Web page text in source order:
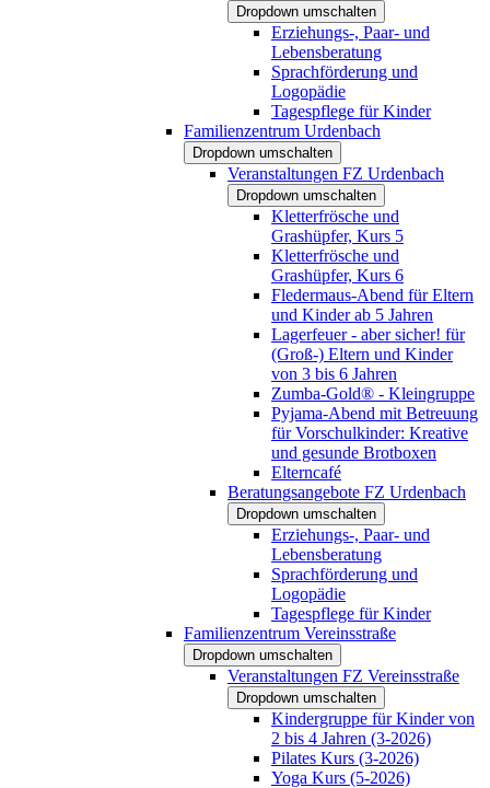
Dropdown umschalten
Erziehungs-, Paar- und
Lebensberatung
Sprachförderung und
Logopädie
Tagespflege für Kinder
Familienzentrum Urdenbach
Dropdown umschalten
Veranstaltungen FZ Urdenbach
Dropdown umschalten
Kletterfrösche und
Grashüpfer, Kurs 5
Kletterfrösche und
Grashüpfer, Kurs 6
Fledermaus-Abend für Eltern
und Kinder ab 5 Jahren
Lagerfeuer - aber sicher! für
(Groß-) Eltern und Kinder
von 3 bis 6 Jahren
Zumba-Gold® - Kleingruppe
Pyjama-Abend mit Betreuung
für Vorschulkinder: Kreative
und gesunde Brotboxen
Elterncafé
Beratungsangebote FZ Urdenbach
Dropdown umschalten
Erziehungs-, Paar- und
Lebensberatung
Sprachförderung und
Logopädie
Tagespflege für Kinder
Familienzentrum Vereinsstraße
Dropdown umschalten
Veranstaltungen FZ Vereinsstraße
Dropdown umschalten
Kindergruppe für Kinder von
2 bis 4 Jahren (3-2026)
Pilates Kurs (3-2026)
Yoga Kurs (5-2026)